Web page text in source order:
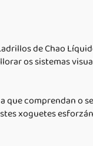
de Chao
os sistemas
comprendan o
xoguetes